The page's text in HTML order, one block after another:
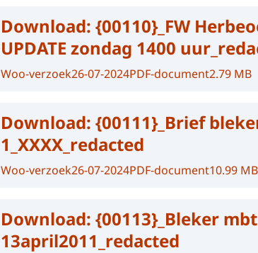
Download: {00110}_FW
UPDATE zondag 1400
Woo-verzoek26-07-2024PDF-document2.79 MB
Download: {00111}_Brief
1_XXXX_redacted
Woo-verzoek26-07-2024PDF-document10.99 MB
Download: {00113}_Bleker
13april2011_redacted